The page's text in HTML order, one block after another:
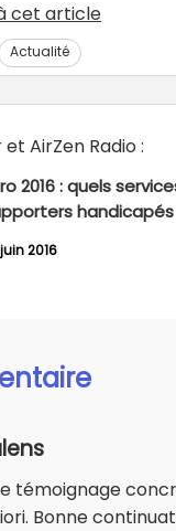
cet article
Actualité
AirZen Radio :
2016 : quels
handicapés
2016
témoignage
Bonne